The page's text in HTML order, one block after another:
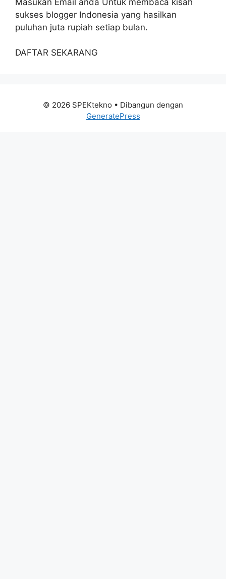
sukses blogger Indonesia yang hasilkan
puluhan juta rupiah setiap bulan.
DAFTAR SEKARANG
© 2026 SPEKtekno • Dibangun dengan
GeneratePress